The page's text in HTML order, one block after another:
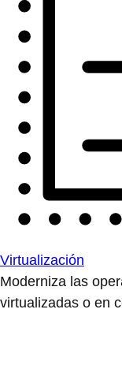
Virtualización
Moderniza las
virtualizadas o en